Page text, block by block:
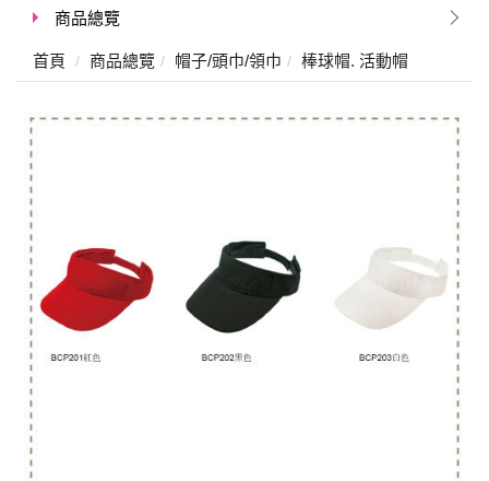
商品總覽
首頁 商品總覽 帽子/頭巾/領巾 棒球帽. 活動帽